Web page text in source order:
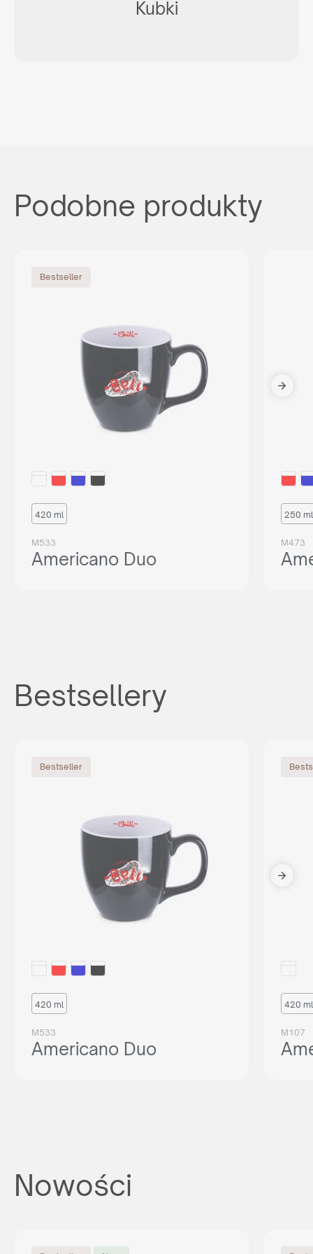
Kubki
Podobne produkty
Bestseller
420 ml
M533
Americano Duo
250 ml
M473
Bestsellery
Bestseller
420 ml
M533
Americano Duo
420 ml
M107
Nowości